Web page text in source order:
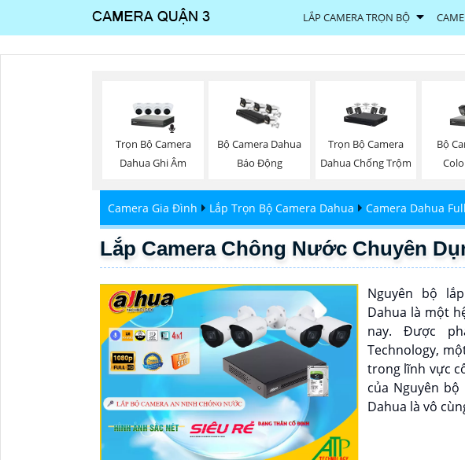
LẮP CAMERA TRỌN BỘ
Trọn Bộ Camera
Dahua Ghi Âm
Bộ Camera Dahua
Báo Động
Trọn Bộ Camera
Dahua Chống Trộm
Bộ
Camera Gia Đình Lắp Trọn Bộ Camera Dahua Camera Dahua
Lắp Camera Chông Nước Chuyên
Nguyên bộ
Dahua là một
nay. Được
Technology,
trong lĩnh vực
của Nguyên
Dahua là vô